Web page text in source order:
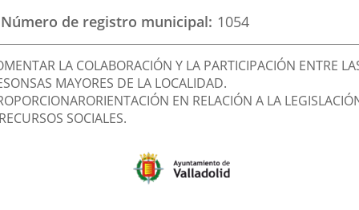
electrónico
Número de registro municipal 1054
LA COLABORACIÓN Y LA PARTICIPACIÓN ENTRE
MAYORES DE LA LOCALIDAD.
EN RELACIÓN A LA
SOCIALES.